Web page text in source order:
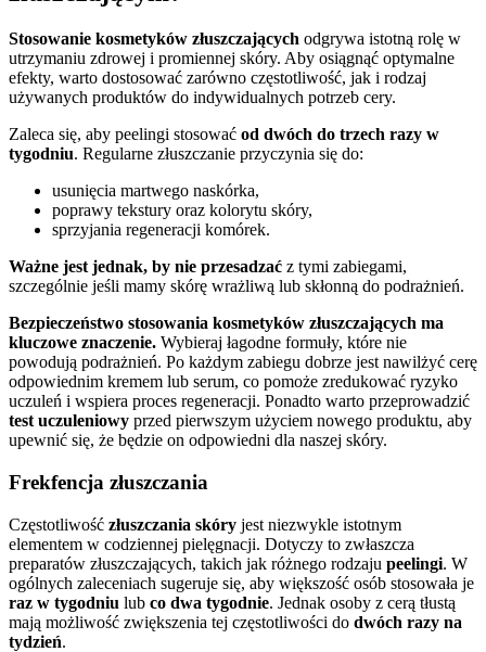
Stosowanie kosmetyków złuszczających odgrywa istotną rolę w
utrzymaniu zdrowej i promiennej skóry. Aby osiągnąć optymalne
efekty, warto dostosować zarówno częstotliwość, jak i rodzaj
używanych produktów do indywidualnych potrzeb cery.
Zaleca się, aby peelingi stosować od dwóch do trzech razy w
tygodniu. Regularne złuszczanie przyczynia się do:
usunięcia martwego naskórka,
poprawy tekstury oraz kolorytu skóry,
sprzyjania regeneracji komórek.
Ważne jest jednak, by nie przesadzać z tymi zabiegami,
szczególnie jeśli mamy skórę wrażliwą lub skłonną do podrażnień.
Bezpieczeństwo stosowania kosmetyków złuszczających ma
kluczowe znaczenie. Wybieraj łagodne formuły, które nie
powodują podrażnień. Po każdym zabiegu dobrze jest nawilżyć cerę
odpowiednim kremem lub serum, co pomoże zredukować ryzyko
uczuleń i wspiera proces regeneracji. Ponadto warto przeprowadzić
test uczuleniowy przed pierwszym użyciem nowego produktu, aby
upewnić się, że będzie on odpowiedni dla naszej skóry.
Frekfencja złuszczania
Częstotliwość złuszczania skóry jest niezwykle istotnym
elementem w codziennej pielęgnacji. Dotyczy to zwłaszcza
preparatów złuszczających, takich jak różnego rodzaju peelingi. W
ogólnych zaleceniach sugeruje się, aby większość osób stosowała je
raz w tygodniu lub co dwa tygodnie. Jednak osoby z cerą tłustą
mają możliwość zwiększenia tej częstotliwości do dwóch razy na
tydzień.